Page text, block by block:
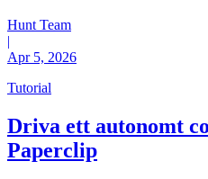
Hunt Team
|
Apr 5, 2026
Tutorial
Driva ett autonomt
Paperclip